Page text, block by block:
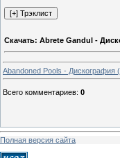
Скачать: Abrete Gandul -
Abandoned Pools - Дискография
Всего комментариев: 0
Полная версия сайта